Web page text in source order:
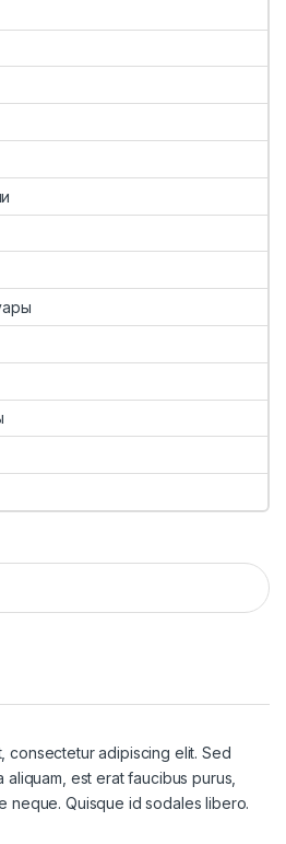
consectetur adipiscing elit. Sed
est erat faucibus purus,
neque. Quisque id sodales libero.